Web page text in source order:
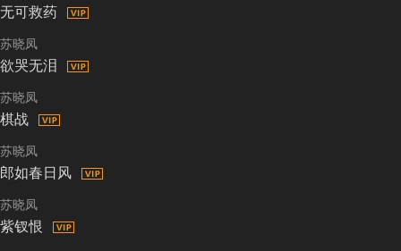
无可救药
苏晓凤
欲哭无泪
苏晓凤
棋战
苏晓凤
郎如春日风
苏晓凤
紫钗恨